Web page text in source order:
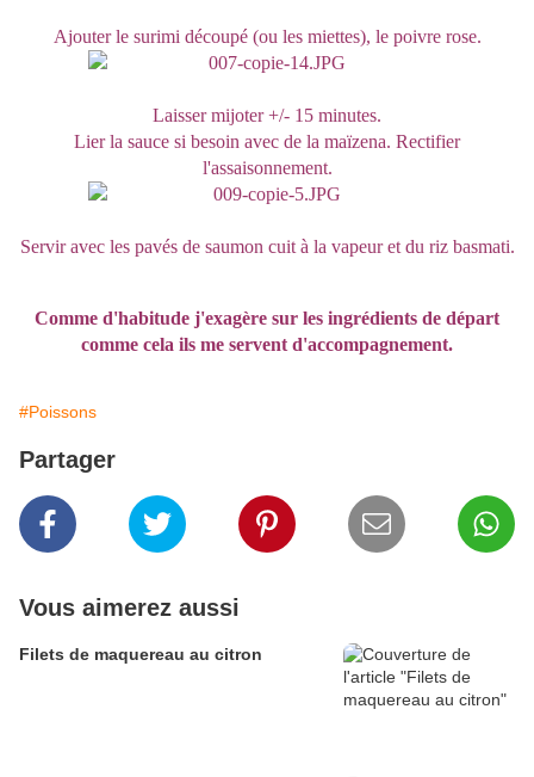
Ajouter le surimi découpé (ou les miettes), le poivre rose.
Laisser mijoter +/- 15 minutes.
Lier la sauce si besoin avec de la maïzena. Rectifier
l'assaisonnement.
Servir avec les pavés de saumon cuit à la vapeur et du riz basmati.
Comme d'habitude j'exagère sur les ingrédients de départ
comme cela ils me servent d'accompagnement.
#Poissons
Partager
Vous aimerez aussi
Filets de maquereau au citron